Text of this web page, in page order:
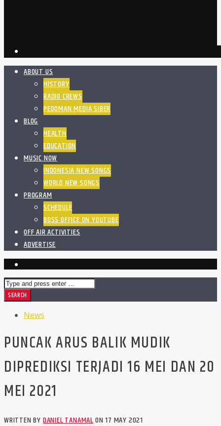
ABOUT US
HISTORY
RADIO CREWS
PEDOMAN MEDIA SIBER
BLOG
HEALTH
EDUCATION
MUSIC NOW
INDONESIA NEW SONGS
WORLD NEW SONGS
PROGRAM
SCHEDULE
BOSS OFFICE ON YOUTUBE
OFF AIR ACTIVITIES
ADVERTISE
News
PUNCAK ARUS BALIK MUDIK
DIPREDIKSI TERJADI 16 MEI DAN 20
MEI 2021
WRITTEN BYDANIEL TANAMALON 17 MAY 2021